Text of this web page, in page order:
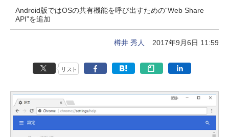
Android版ではOSの共有機能を呼び出すための“Web Share
API”を追加
樽井 秀人 2017年9月6日 11:59
リスト